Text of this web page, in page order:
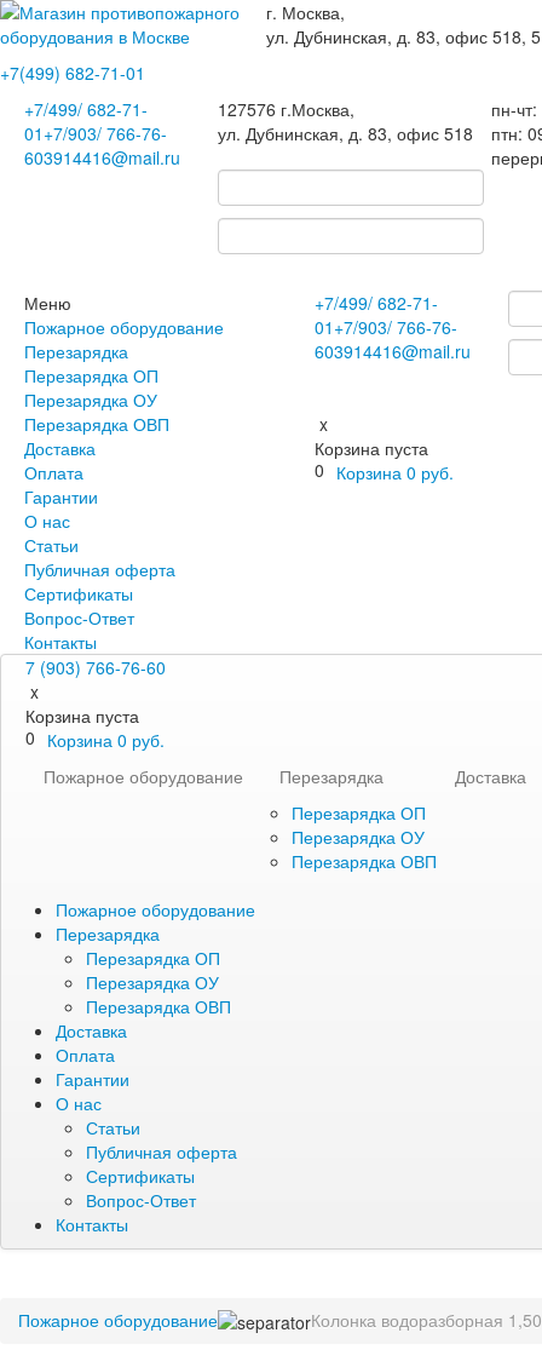
г. Москва,
ул. Дубнинская, д. 83, офис 518,
+7(499) 682-71-01
+7/499/ 682-71-
01 +7/903/ 766-76-
603914416@mail.ru
127576 г.Москва,
ул. Дубнинская, д. 83, офис 518
пн-
птн:
Меню
Пожарное оборудование
Перезарядка
Перезарядка ОП
Перезарядка ОУ
Перезарядка ОВП
Доставка
Оплата
Гарантии
О нас
Статьи
Публичная оферта
Сертификаты
Вопрос-Ответ
Контакты
+7/499/ 682-71-
01 +7/903/ 766-76-
603914416@mail.ru
x
Корзина пуста
0 Корзина 0 руб.
7 (903) 766-76-60
x
Корзина пуста
0 Корзина 0 руб.
Пожарное оборудование
Перезарядка
Перезарядка ОП
Перезарядка ОУ
Перезарядка ОВП
Доставка
Пожарное оборудование
Перезарядка
Перезарядка ОП
Перезарядка ОУ
Перезарядка ОВП
Доставка
Оплата
Гарантии
О нас
Статьи
Публичная оферта
Сертификаты
Вопрос-Ответ
Контакты
Пожарное оборудование Колонка водоразборная